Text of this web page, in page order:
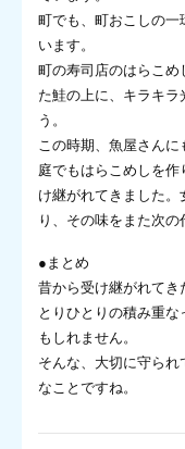
町でも、町おこしの一
います。
町の寿司店のはらこ
た鮭の上に、キラキ
う。
この時期、魚屋さん
庭でもはらこめしを
け継がれてきました
り、その味をまた次の
●まとめ
昔から受け継がれて
とりひとりの積み重
もしれません。
そんな、大切に守ら
なことですね。